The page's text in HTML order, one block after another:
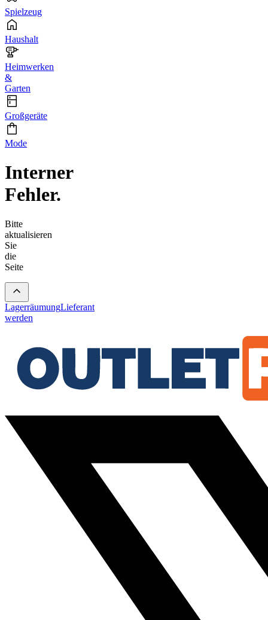
Spielzeug
Haushalt
Heimwerken
&
Garten
Großgeräte
Mode
Interner
Fehler.
Bitte
aktualisieren
Sie
die
Seite
LagerräumungLieferant
werden